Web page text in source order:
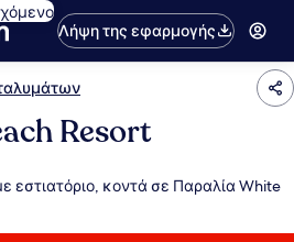
Λήψη της εφαρμογής
Resort
εστιατόριο, κοντά σε Παραλία White